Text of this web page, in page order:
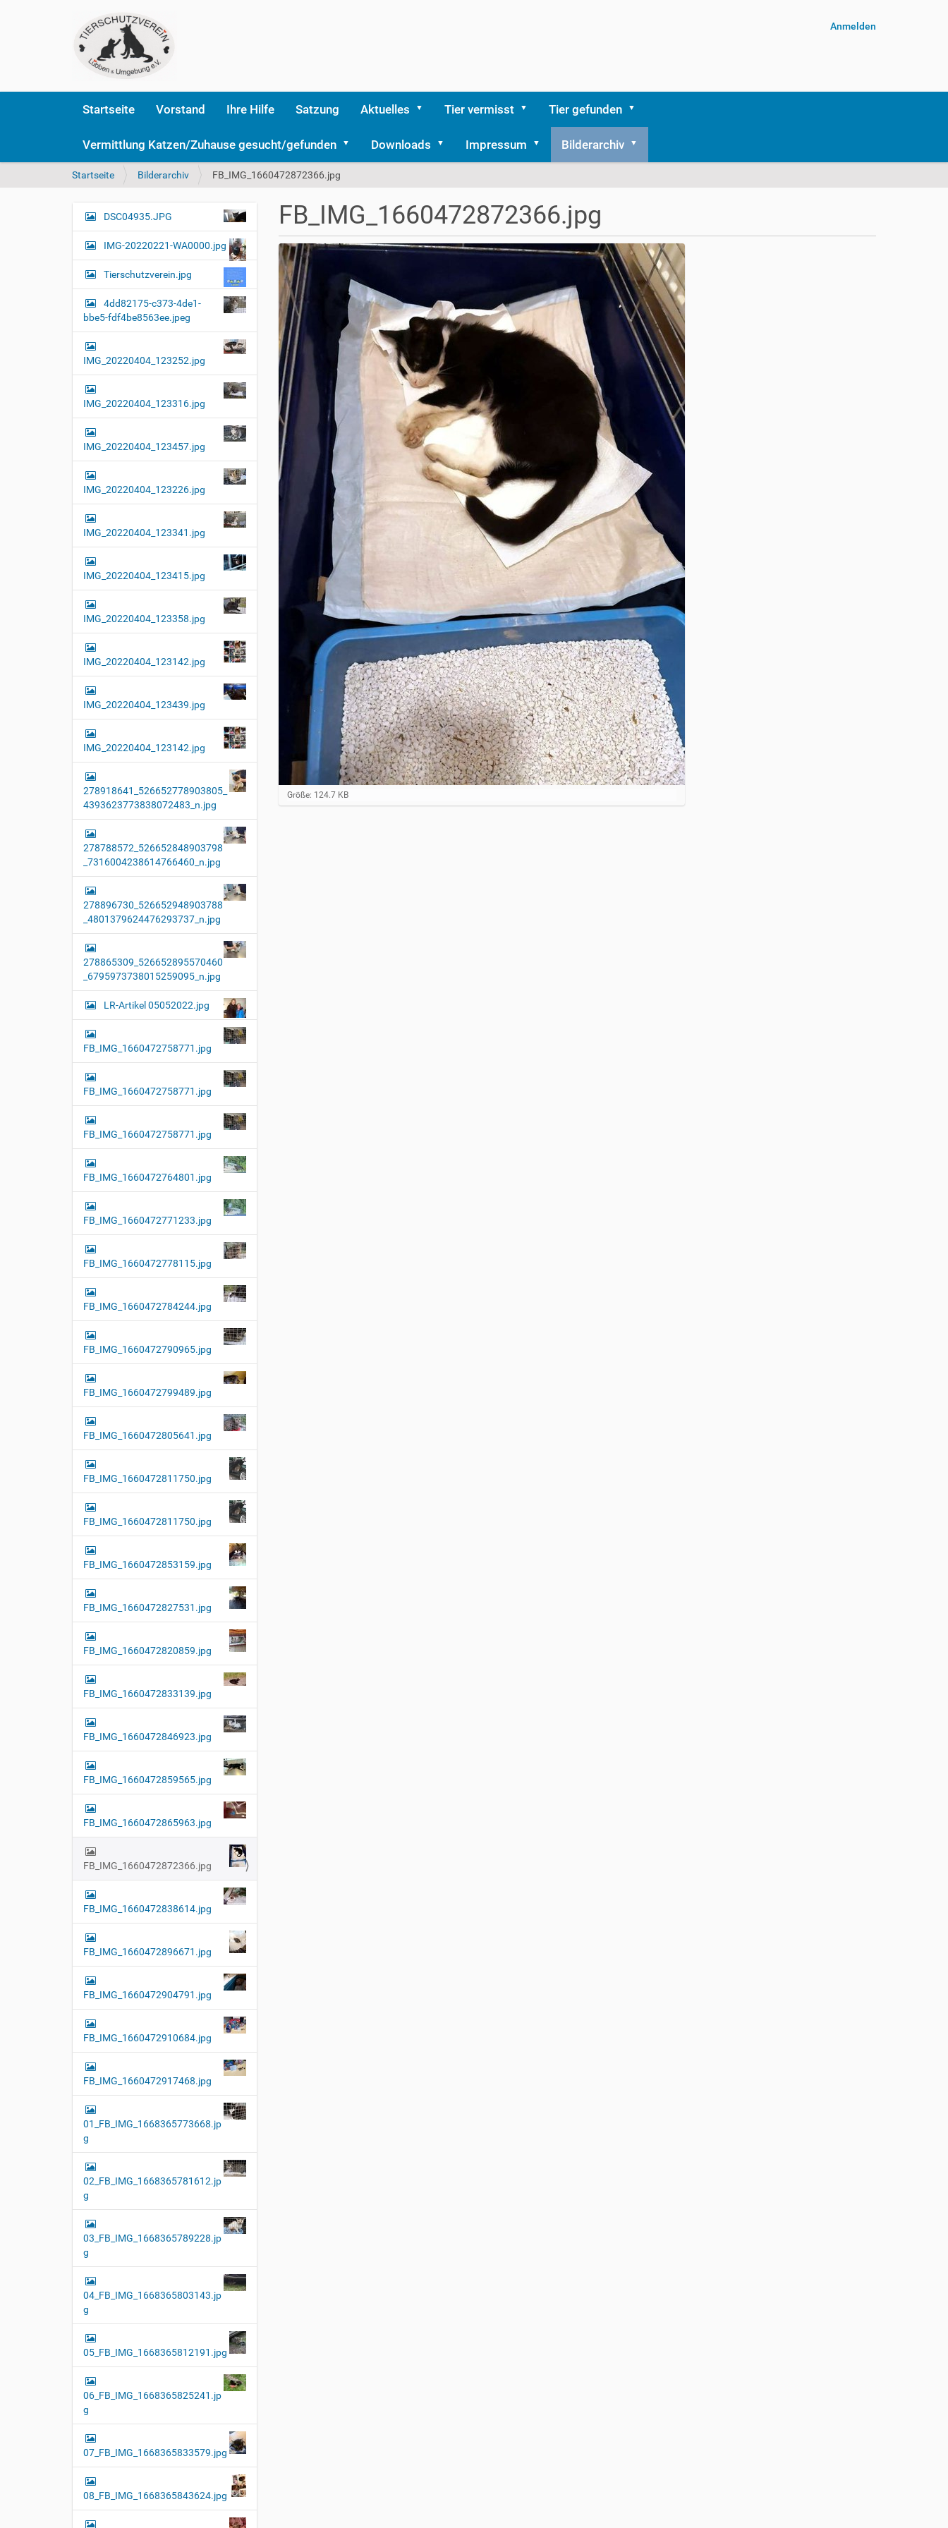
Anmelden
Startseite Vorstand Ihre Hilfe Satzung Aktuelles Tier vermisst Tier gefunden
Vermittlung Katzen/Zuhause gesucht/gefunden Downloads Impressum Bilderarchiv
S
e
i
d
i
Startseite Bilderarchiv FB_IMG_1660472872366.jpg
FB_IMG_1660472872366.jpg
Z
e
Größe: 124.7 KB
N
i
g
a
t
i
o
n
DSC04935.JPG
IMG-20220221-WA0000.jpg
Tierschutzverein.jpg
4dd82175-c373-4de1-
bbe5-fdf4be8563ee.jpeg
IMG_20220404_123252.jpg
IMG_20220404_123316.jpg
IMG_20220404_123457.jpg
IMG_20220404_123226.jpg
IMG_20220404_123341.jpg
IMG_20220404_123415.jpg
IMG_20220404_123358.jpg
IMG_20220404_123142.jpg
IMG_20220404_123439.jpg
IMG_20220404_123142.jpg
278918641_526652778903805_
4393623773838072483_n.jpg
278788572_526652848903798
_7316004238614766460_n.jpg
278896730_526652948903788
_4801379624476293737_n.jpg
278865309_526652895570460
_6795973738015259095_n.jpg
LR-Artikel 05052022.jpg
FB_IMG_1660472758771.jpg
FB_IMG_1660472758771.jpg
FB_IMG_1660472758771.jpg
FB_IMG_1660472764801.jpg
FB_IMG_1660472771233.jpg
FB_IMG_1660472778115.jpg
FB_IMG_1660472784244.jpg
FB_IMG_1660472790965.jpg
FB_IMG_1660472799489.jpg
FB_IMG_1660472805641.jpg
FB_IMG_1660472811750.jpg
FB_IMG_1660472811750.jpg
FB_IMG_1660472853159.jpg
FB_IMG_1660472827531.jpg
FB_IMG_1660472820859.jpg
FB_IMG_1660472833139.jpg
FB_IMG_1660472846923.jpg
FB_IMG_1660472859565.jpg
FB_IMG_1660472865963.jpg
FB_IMG_1660472872366.jpg
FB_IMG_1660472838614.jpg
FB_IMG_1660472896671.jpg
FB_IMG_1660472904791.jpg
FB_IMG_1660472910684.jpg
FB_IMG_1660472917468.jpg
01_FB_IMG_1668365773668.jp
g
02_FB_IMG_1668365781612.jp
g
03_FB_IMG_1668365789228.jp
g
04_FB_IMG_1668365803143.jp
g
05_FB_IMG_1668365812191.jpg
06_FB_IMG_1668365825241.jp
g
07_FB_IMG_1668365833579.jpg
08_FB_IMG_1668365843624.jpg